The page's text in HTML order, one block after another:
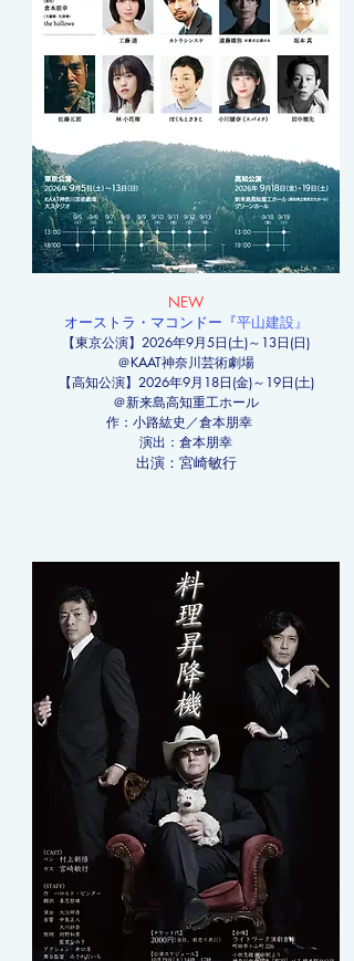
NEW
オーストラ・マコンドー​ 『平山建設』
【東京公演】2026年9月5日(土)～13日(日)
＠KAAT神奈川芸術劇場
【高知公演】2026年9月18日(金)～19日(土)
​＠新来島高知重工ホール
作：小路紘史／倉本朋幸
演出：倉本朋幸
出演：宮崎敏行